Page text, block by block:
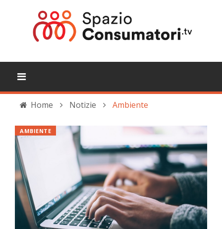
Home Notizie Ambiente
AMBIENTE